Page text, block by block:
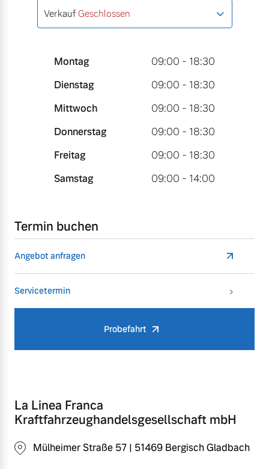
Verkauf Geschlossen
Montag
09:00 - 18:30
Dienstag
09:00 - 18:30
Mittwoch
09:00 - 18:30
Donnerstag
09:00 - 18:30
Freitag
09:00 - 18:30
Samstag
09:00 - 14:00
Termin buchen
Angebot anfragen
Servicetermin
Probefahrt
La Linea Franca
Kraftfahrzeughandelsgesellschaft mbH
Mülheimer Straße 57 | 51469 Bergisch Gladbach